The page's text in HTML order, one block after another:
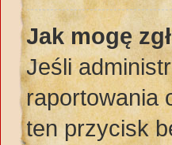
Jak mogę
Jeśli
raportowania
ten przycisk